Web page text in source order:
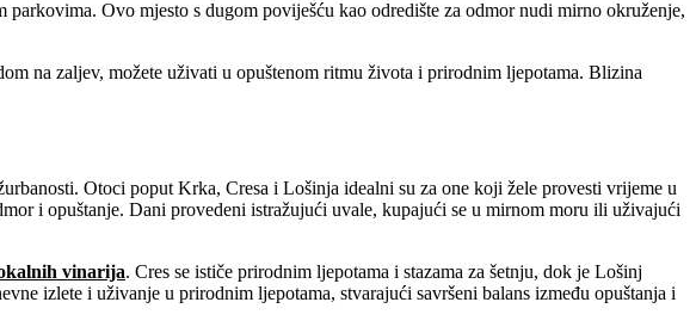
Ovo mjesto s dugom poviješću kao odredište za odmor nudi mirno okruženje,
na zaljev, možete uživati u opuštenom ritmu života i prirodnim ljepotama. Blizina
Otoci poput Krka, Cresa i Lošinja idealni su za one koji žele provesti vrijeme u
i opuštanje. Dani provedeni istražujući uvale, kupajući se u mirnom moru ili uživajući
vinarija. Cres se ističe prirodnim ljepotama i stazama za šetnju, dok je Lošinj
izlete i uživanje u prirodnim ljepotama, stvarajući savršeni balans između opuštanja i